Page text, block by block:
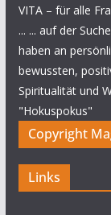
VITA – für alle
... ... auf der
haben an
bewussten,
Spiritualität und
"Hokuspokus"
Copyright
Links